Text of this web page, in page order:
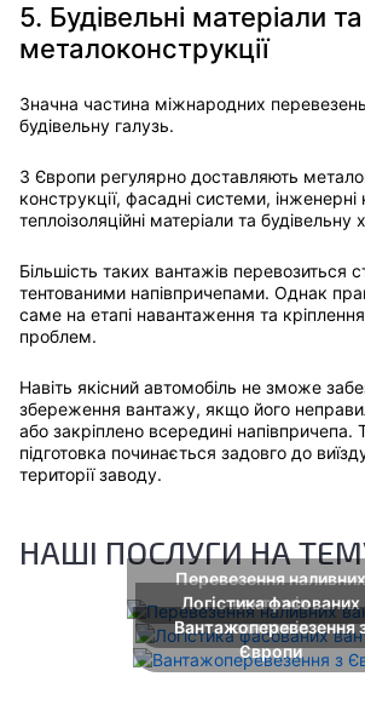
5. Будівельні матеріали та
металоконструкції
Значна частина міжнародних
будівельну галузь.
З Європи регулярно доставляють
конструкції, фасадні системи, інженерні
теплоізоляційні матеріали та будівельну
Більшість таких вантажів перевозиться
тентованими напівпричепами. Однак
саме на етапі навантаження та
проблем.
Навіть якісний автомобіль не зможе
збереження вантажу, якщо його
або закріплено всередині напівпричепа.
підготовка починається задовго до
території заводу.
НАШІ ПОСЛУГИ НА
Перевезення наливних
вантажів
Логістика фасованих
вантажів
Вантажоперевезення
Європи